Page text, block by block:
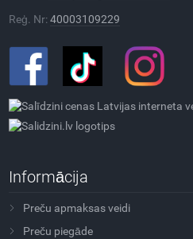
Reģ. Nr:40003109229
Informācija
Preču apmaksas veidi
Preču piegāde